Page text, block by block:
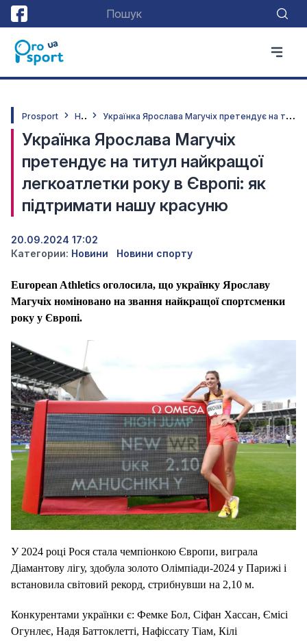
Prosport Н
овини У
країнка Ярослава Магучіх претендує на титул найкращої легкоатлетки року в Європі: як підтримати нашу красуню
Українка Ярослава Магучіх
претендує на титул найкращої
легкоатлетки року в Європі: як
підтримати нашу красуню
20.09.2024 17:02
Категории: Новини Новини спорту
European Athletics оголосила, що українку Ярославу
Магучіх номіновано на звання найкращої спортсменки
року у Європі.
У 2024 році Рося стала чемпіонкою Європи, виграла
Діамантову лігу, здобула золото Олімпіади-2024 у Парижі і
встановила світовий рекорд, стрибнувши на 2,10 м.
Конкурентами українки є: Фемке Бол, Сіфан Хассан, Ємісі
Огунлеє, Надя Баттоклетті, Нафіссату Тіам, Кілі